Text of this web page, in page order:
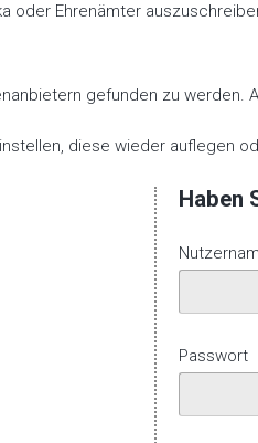
oder Ehrenämter
gefunden zu
diese wieder auflegen
Haben
Passwort